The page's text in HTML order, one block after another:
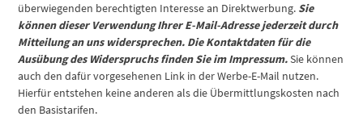
überwiegenden berechtigten Interesse an Direktwerbung. Sie
können dieser Verwendung Ihrer E-Mail-Adresse jederzeit durch
Mitteilung an uns widersprechen. Die Kontaktdaten für die
Ausübung des Widerspruchs finden Sie im Impressum.Sie können
auch den dafür vorgesehenen Link in der Werbe-E-Mail nutzen.
Hierfür entstehen keine anderen als die Übermittlungskosten nach
den Basistarifen.